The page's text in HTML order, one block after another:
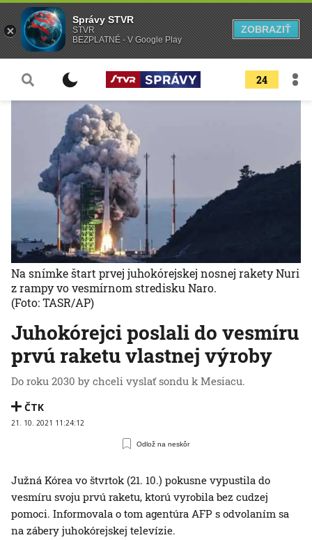
24
Juhokórejci poslali do vesmíru
prvú raketu vlastnej výroby
Do roku 2030 by chceli vyslať sondu k Mesiacu.
ČTK
21. 10. 2021 11:24:12
Odlož na neskôr
Na snímke štart prvej juhokórejskej nosnej rakety Nuri
z rampy vo vesmírnom stredisku Naro.
(Foto: TASR/AP)
Južná Kórea vo štvrtok (21. 10.) pokusne vypustila do
vesmíru svoju prvú raketu, ktorú vyrobila bez cudzej
pomoci. Informovala o tom agentúra AFP s odvolaním sa
na zábery juhokórejskej televízie.
Správy STVR
STVR
BEZPLATNÉ - V Google Play
ZOBRAZIŤ